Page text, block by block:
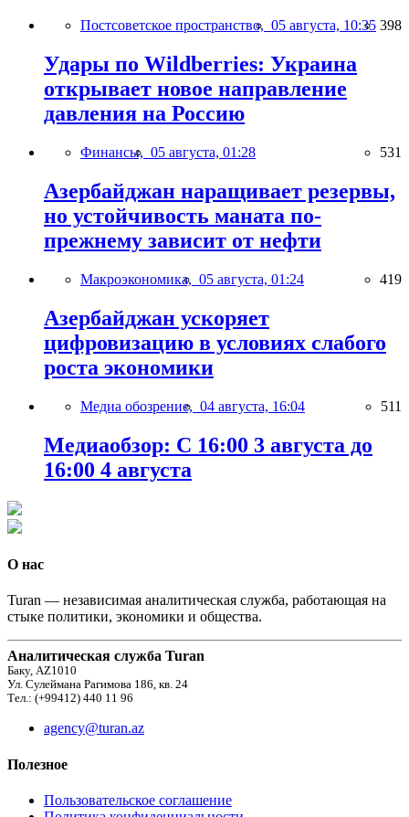
Постсоветское пространство, 05 августа, 10:35 398
Удары по Wildberries: Украина
открывает новое направление
давления на Россию
Финансы, 05 августа, 01:28 531
Азербайджан наращивает резервы,
но устойчивость маната по-
прежнему зависит от нефти
Макроэкономика, 05 августа, 01:24 419
Азербайджан ускоряет
цифровизацию в условиях слабого
роста экономики
Медиа обозрение, 04 августа, 16:04 511
Медиаобзор: С 16:00 3 августа до
16:00 4 августа
О нас
Turan — независимая аналитическая служба, работающая на
стыке политики, экономики и общества.
Аналитическая служба Turan
Баку, AZ1010
Ул. Сулеймана Рагимова 186, кв. 24
Тел.: (+99412) 440 11 96
agency@turan.az
Полезное
Пользовательское соглашение